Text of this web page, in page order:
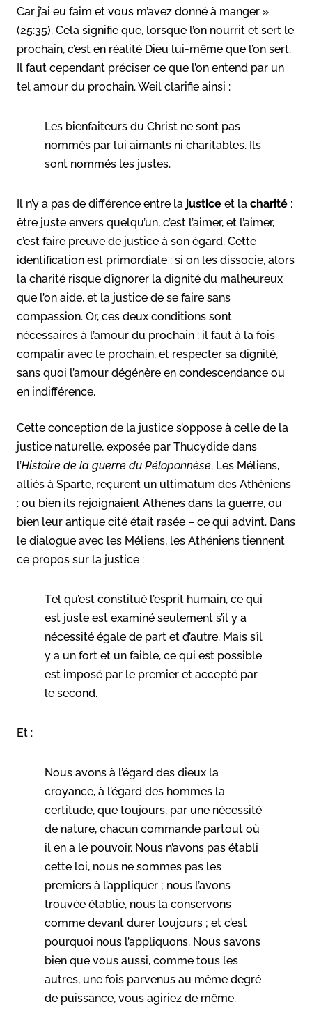
Car j’ai eu faim et vous m’avez donné à manger »
(25:35). Cela signifie que, lorsque l’on nourrit et sert le
prochain, c’est en réalité Dieu lui-même que l’on sert.
Il faut cependant préciser ce que l’on entend par un
tel amour du prochain. Weil clarifie ainsi :
Les bienfaiteurs du Christ ne sont pas
nommés par lui aimants ni charitables. Ils
sont nommés les justes.
Il n’y a pas de différence entre la justice et la charité :
être juste envers quelqu’un, c’est l’aimer, et l’aimer,
c’est faire preuve de justice à son égard. Cette
identification est primordiale : si on les dissocie, alors
la charité risque d’ignorer la dignité du malheureux
que l’on aide, et la justice de se faire sans
compassion. Or, ces deux conditions sont
nécessaires à l’amour du prochain : il faut à la fois
compatir avec le prochain, et respecter sa dignité,
sans quoi l’amour dégénère en condescendance ou
en indifférence.
Cette conception de la justice s’oppose à celle de la
justice naturelle, exposée par Thucydide dans
l’Histoire de la guerre du Péloponnèse. Les Méliens,
alliés à Sparte, reçurent un ultimatum des Athéniens
: ou bien ils rejoignaient Athènes dans la guerre, ou
bien leur antique cité était rasée – ce qui advint. Dans
le dialogue avec les Méliens, les Athéniens tiennent
ce propos sur la justice :
Tel qu’est constitué l’esprit humain, ce qui
est juste est examiné seulement s’il y a
nécessité égale de part et d’autre. Mais s’il
y a un fort et un faible, ce qui est possible
est imposé par le premier et accepté par
le second.
Et :
Nous avons à l’égard des dieux la
croyance, à l’égard des hommes la
certitude, que toujours, par une nécessité
de nature, chacun commande partout où
il en a le pouvoir. Nous n’avons pas établi
cette loi, nous ne sommes pas les
premiers à l’appliquer ; nous l’avons
trouvée établie, nous la conservons
comme devant durer toujours ; et c’est
pourquoi nous l’appliquons. Nous savons
bien que vous aussi, comme tous les
autres, une fois parvenus au même degré
de puissance, vous agiriez de même.